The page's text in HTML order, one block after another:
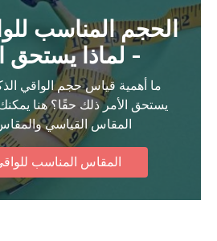
الحجم المناسب
- لماذا يستحق
ما أهمية قياس حجم الواقي
يستحق الأمر ذلك حقًا؟ هنا
المقاس القياسي
المقاس المناسب